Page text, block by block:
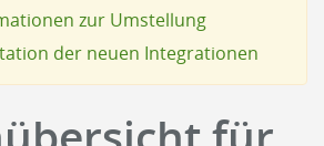
zur Umstellung
der neuen Integrationen